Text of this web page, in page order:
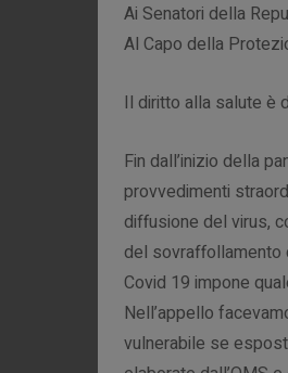
Ai Senatori della
Al Capo della
Il diritto alla salute è
Fin dall’inizio della
provvedimenti
diffusione del virus,
del sovraffollamento
Covid 19 impone
Nell’appello
vulnerabile se